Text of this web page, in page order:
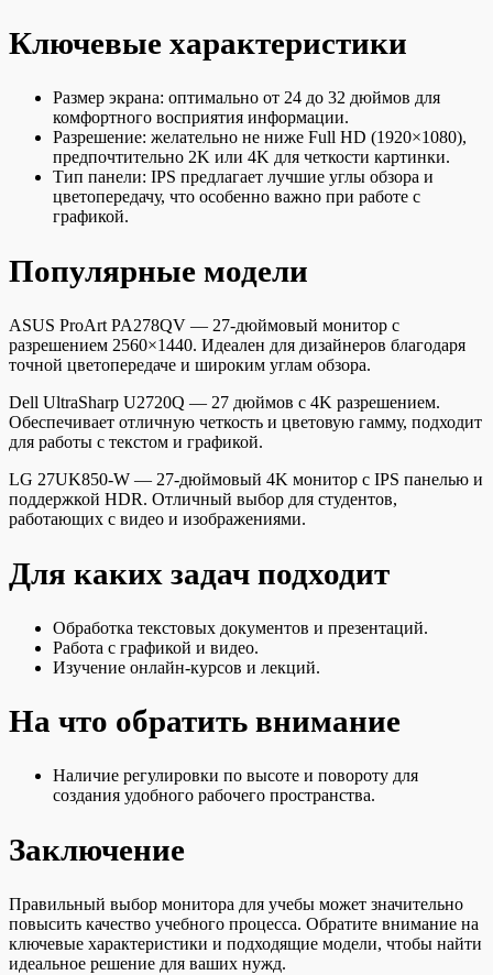
Ключевые характеристики
Размер экрана: оптимально от 24 до 32 дюймов для
комфортного восприятия информации.
Разрешение: желательно не ниже Full HD (1920×1080),
предпочтительно 2K или 4K для четкости картинки.
Тип панели: IPS предлагает лучшие углы обзора и
цветопередачу, что особенно важно при работе с
графикой.
Популярные модели
ASUS ProArt PA278QV — 27-дюймовый монитор с
разрешением 2560×1440. Идеален для дизайнеров благодаря
точной цветопередаче и широким углам обзора.
Dell UltraSharp U2720Q — 27 дюймов с 4K разрешением.
Обеспечивает отличную четкость и цветовую гамму, подходит
для работы с текстом и графикой.
LG 27UK850-W — 27-дюймовый 4K монитор с IPS панелью и
поддержкой HDR. Отличный выбор для студентов,
работающих с видео и изображениями.
Для каких задач подходит
Обработка текстовых документов и презентаций.
Работа с графикой и видео.
Изучение онлайн-курсов и лекций.
На что обратить внимание
Наличие регулировки по высоте и повороту для
создания удобного рабочего пространства.
Заключение
Правильный выбор монитора для учебы может значительно
повысить качество учебного процесса. Обратите внимание на
ключевые характеристики и подходящие модели, чтобы найти
идеальное решение для ваших нужд.